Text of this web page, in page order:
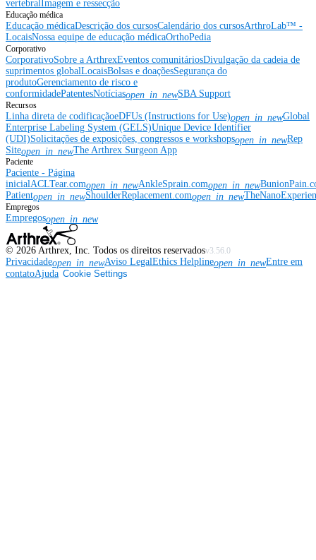
vertebral Imagem e ressecção
Educação médica
Educação médicaDescrição dos cursosCalendário dos cursosArthroLab™ -
LocaisNossa equipe de educação médicaOrthoPedia
Corporativo
CorporativoSobre a ArthrexEventos comunitáriosDivulgação da cadeia de
suprimentos globalLocaisBolsas e doaçõesSegurança do
produtoGerenciamento de risco e
conformidadePatentesNotíciasopen_in_newSBA Support
Recursos
Linha direta de codificaçãoeDFUs (Instructions for Use)open_in_newGlobal
Enterprise Labeling System (GELS)Unique Device Identifier
(UDI)Solicitações de exposições, congressos e workshopsopen_in_newRep
Siteopen_in_newThe Arthrex Surgeon App
Paciente
Paciente - Página
inicial ACLTear.comopen_in_newAnkleSprain.comopen_in_new
Patientopen_in_newShoulderReplacement.comopen_in_new
Empregos
Empregosopen_in_new
© 2026 Arthrex, Inc. Todos os direitos reservadosv3.56.0
Privacidadeopen_in_newAviso LegalEthics Helplineopen_in_newEntre em
contatoAjuda Cookie Settings